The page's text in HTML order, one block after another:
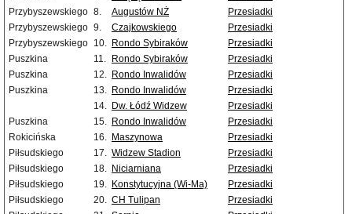
Przybyszewskiego 8. Augustów NŻ
Przesiadki
Przybyszewskiego 9. Czajkowskiego
Przesiadki
Przybyszewskiego 10. Rondo Sybiraków
Przesiadki
Puszkina
11. Rondo Sybiraków
Przesiadki
Puszkina
12. Rondo Inwalidów
Przesiadki
Puszkina
13. Rondo Inwalidów
Przesiadki
14. Dw. Łódź Widzew
Przesiadki
Puszkina
15. Rondo Inwalidów
Przesiadki
Rokicińska
16. Maszynowa
Przesiadki
Piłsudskiego
17. Widzew Stadion
Przesiadki
Piłsudskiego
18. Niciarniana
Przesiadki
Piłsudskiego
19. Konstytucyjna (Wi-Ma)
Przesiadki
Piłsudskiego
20. CH Tulipan
Przesiadki